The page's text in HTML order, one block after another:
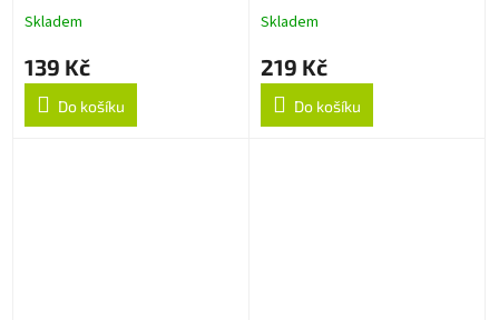
Skladem
139 Kč
Do košíku
Skladem
219 Kč
Do košíku